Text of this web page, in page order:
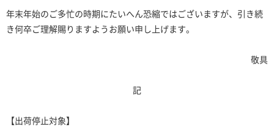
年末年始のご多忙の時期にたいへん恐縮ではございますが、引き続
き何卒ご理解賜りますようお願い申し上げます。
敬具
記
【出荷停止対象】